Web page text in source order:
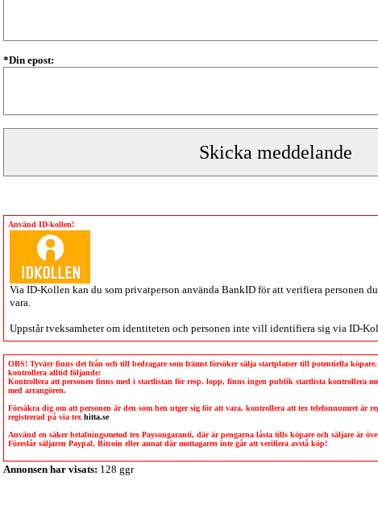
*Din epost:
Använd ID-kollen!
Via ID-Kollen kan du som privatperson använda BankID för att verifiera personen
vara.
Uppstår tveksamheter om identiteten och personen inte vill identifiera sig via ID-
OBS! Tyvärr finns det från och till bedragare som främst försöker sälja startplatser till potentiella
kontrollera alltid följande:
Kontrollera att personen finns med i startlistan för resp. lopp, finns ingen publik startlista kontrollera
med arrangören.
Försäkra dig om att personen är den som hen utger sig för att vara, kontrollera att tex telefonnumret är
registrerad på via tex hitta.se
Använd en säker betalningsmetod tex Paysongaranti, där är pengarna låsta tills köpare och säljare är
Föreslår säljaren Paypal, Bitcoin eller annat där mottagaren inte går att verifiera avstå köp!
Annonsen har visats: 128 ggr